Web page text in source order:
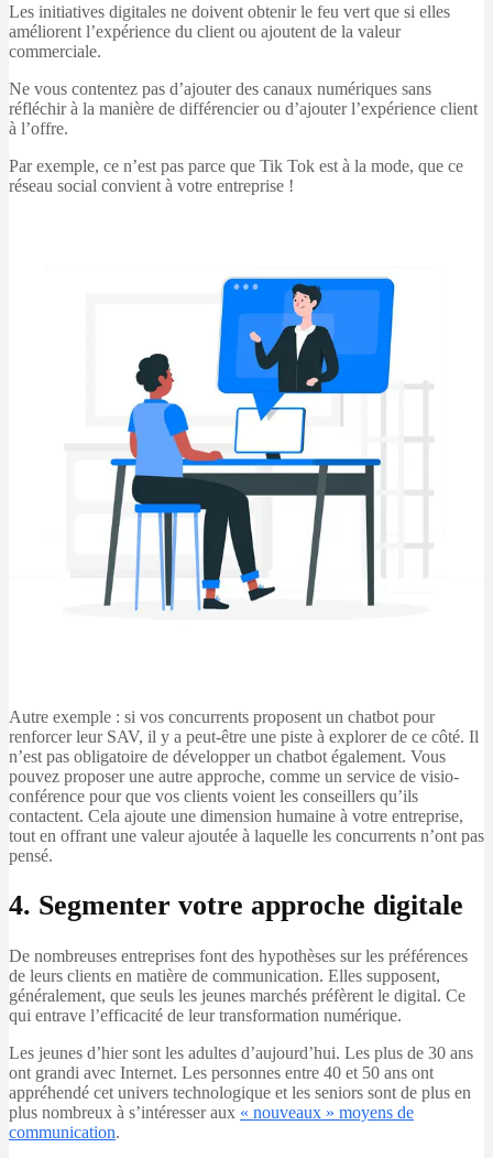
Les initiatives digitales ne doivent obtenir le feu vert que si elles
améliorent l’expérience du client ou ajoutent de la valeur
commerciale.
Ne vous contentez pas d’ajouter des canaux numériques sans
réfléchir à la manière de différencier ou d’ajouter l’expérience client
à l’offre.
Par exemple, ce n’est pas parce que Tik Tok est à la mode, que ce
réseau social convient à votre entreprise !
Autre exemple : si vos concurrents proposent un chatbot pour
renforcer leur SAV, il y a peut-être une piste à explorer de ce côté. Il
n’est pas obligatoire de développer un chatbot également. Vous
pouvez proposer une autre approche, comme un service de visio-
conférence pour que vos clients voient les conseillers qu’ils
contactent. Cela ajoute une dimension humaine à votre entreprise,
tout en offrant une valeur ajoutée à laquelle les concurrents n’ont pas
pensé.
4. Segmenter votre approche digitale
De nombreuses entreprises font des hypothèses sur les préférences
de leurs clients en matière de communication. Elles supposent,
généralement, que seuls les jeunes marchés préfèrent le digital. Ce
qui entrave l’efficacité de leur transformation numérique.
Les jeunes d’hier sont les adultes d’aujourd’hui. Les plus de 30 ans
ont grandi avec Internet. Les personnes entre 40 et 50 ans ont
appréhendé cet univers technologique et les seniors sont de plus en
plus nombreux à s’intéresser aux « nouveaux » moyens de
communication.